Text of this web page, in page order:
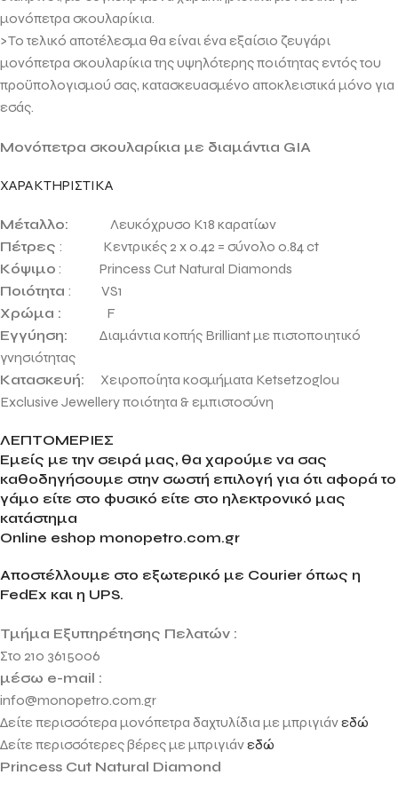
μονόπετρα σκουλαρίκια.
>Το τελικό αποτέλεσμα θα είναι ένα εξαίσιο ζευγάρι
μονόπετρα σκουλαρίκια της υψηλότερης ποιότητας εντός του
προϋπολογισμού σας, κατασκευασμένο αποκλειστικά μόνο για
εσάς.
Μονόπετρα σκουλαρίκια με διαμάντια GIA
ΧΑΡΑΚΤΗΡΙΣΤΙΚΑ
Μέταλλο:
Λευκόχρυσο Κ18 καρατίων
Πέτρες : Κεντρικές 2 x 0.42 = σύνολο 0.84 ct
Κόψιμο : Princess Cut Natural Diamonds
Ποιότητα : VS1
Χρώμα : F
Εγγύηση: Διαμάντια κοπής Brilliant με πιστοποιητικό
γνησιότητας
Κατασκευή: Χειροποίητα κοσμήματα Ketsetzoglou
Exclusive Jewellery ποιότητα & εμπιστοσύνη
ΛΕΠΤΟΜΕΡΙΕΣ
Εμείς με την σειρά μας, θα χαρούμε να σας
καθοδηγήσουμε στην σωστή επιλογή για ότι αφορά το
γάμο είτε στο φυσικό είτε στο ηλεκτρονικό μας
κατάστημα
Online eshop monopetro.com.gr
Αποστέλλουμε στο εξωτερικό με Courier όπως η
FedEx και η UPS.
Τμήμα Εξυπηρέτησης Πελατών :
Στο 210 3615006
μέσω e-mail :
info@monopetro.com.gr
Δείτε περισσότερα μονόπετρα δαχτυλίδια με μπριγιάνεδώ
Δείτε περισσότερες βέρες με μπριγιάνεδώ
Princess Cut Natural Diamond